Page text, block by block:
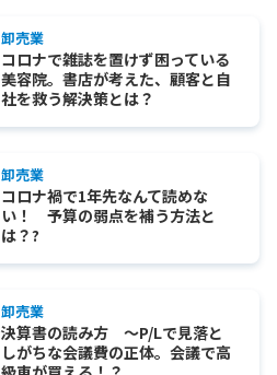
卸売業
コロナで雑誌を置けず困っている
美容院。書店が考えた、顧客と自
社を救う解決策とは？
卸売業
コロナ禍で1年先なんて読めな
い！ 予算の弱点を補う方法と
は？?
卸売業
決算書の読み方 ～P/Lで見落と
しがちな会議費の正体。会議で高